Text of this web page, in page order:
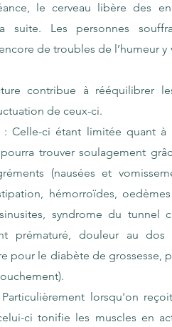
le cerveau libère des
suite. Les personnes
de troubles de l’humeur
contribue à rééquilibrer
de ceux-ci.
: Celle-ci étant limitée quant
trouver soulagement
(nausées et
hémorroïdes,
syndrome du tunnel
prématuré, douleur au
pour le diabète de grossesse,
lorsqu'on
ci tonifie les muscles en